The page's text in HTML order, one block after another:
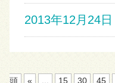
2013年12月24日
頭
« 15 30 45